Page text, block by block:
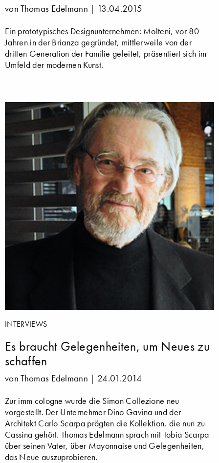
von Thomas Edelmann | 13.04.2015
Ein prototypisches Designunternehmen: Molteni, vor 80
Jahren in der Brianza gegründet, mittlerweile von der
dritten Generation der Familie geleitet, präsentiert sich im
Umfeld der modernen Kunst.
INTERVIEWS
Es braucht Gelegenheiten, um Neues zu
schaffen
von Thomas Edelmann | 24.01.2014
Zur imm cologne wurde die Simon Collezione neu
vorgestellt. Der Unternehmer Dino Gavina und der
Architekt Carlo Scarpa prägten die Kollektion, die nun zu
Cassina gehört. Thomas Edelmann sprach mit Tobia Scarpa
über seinen Vater, über Mayonnaise und Gelegenheiten,
das Neue auszuprobieren.